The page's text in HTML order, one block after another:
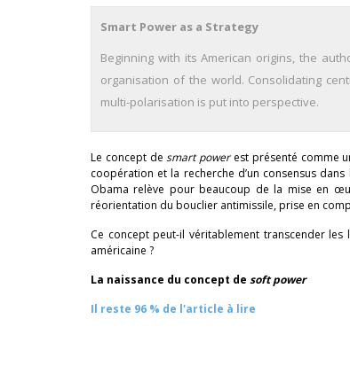
Smart Power as a Strategy
Beginning with its American origins, the
organisation of the world. Consolidating
multi-polarisation is put into perspective.
Le concept de smart powerest présenté comme
coopération et la recherche d’un consensus
Obama relève pour beaucoup de la mise en
réorientation du bouclier antimissile, prise en
Ce concept peut-il véritablement transcender
américaine ?
La naissance du concept de soft power
Il reste 96 % de l'article à lire